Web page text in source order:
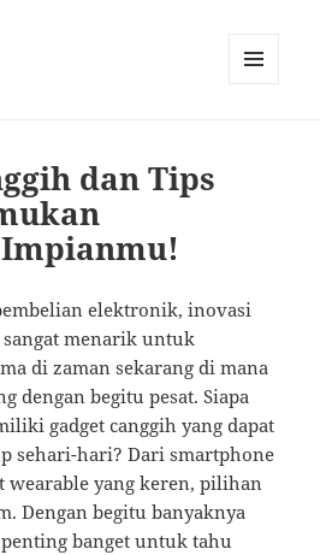
dan Tips
elektronik, inovasi
menarik untuk
di zaman sekarang di mana
dengan begitu pesat. Siapa
gadget canggih yang dapat
sehari-hari? Dari smartphone
wearable yang keren, pilihan
Dengan begitu banyaknya
banget untuk tahu